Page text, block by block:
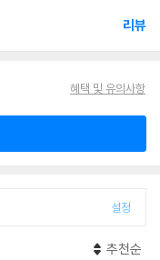
리뷰
혜택 및 유의사항
설정
추천순